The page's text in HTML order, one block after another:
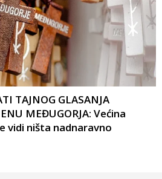
TAJNOG GLASANJA
MEĐUGORJA: Većina
vidi ništa nadnaravno